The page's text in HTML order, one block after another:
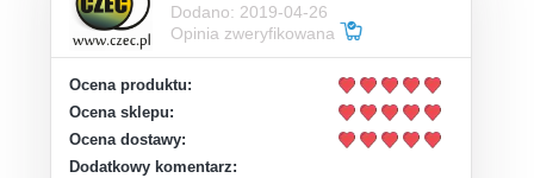
Dodano: 2019-04-26
Opinia zweryfikowana
Ocena produktu:
Ocena sklepu:
Ocena dostawy:
Dodatkowy komentarz: